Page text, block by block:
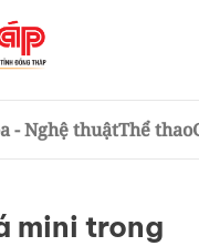
- Nghệ thuậtThể thao
mini trong